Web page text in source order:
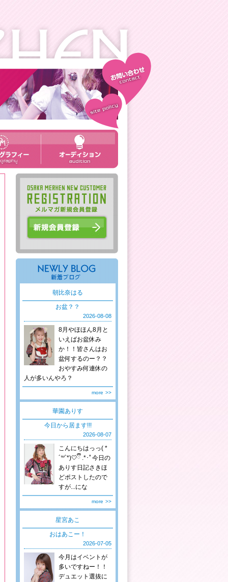
朝比奈はる
お盆？？
2026-08-08
8月やほほん8月と
いえばお盆休み
か！！皆さんはお
盆何するのー？？
おやすみ何連休の
人が多いんやろ？
more >>
華園ありす
今日から居ます!!!
2026-08-07
こんにちはっっ( *
´꒳`*)🤍ྀི .*･ﾟ今日の
ありす日記さきほ
どポストしたので
すが...にな
more >>
星宮あこ
おはあこー！
2026-07-05
今月はイベントが
多いですねー！！
デュエット選抜に